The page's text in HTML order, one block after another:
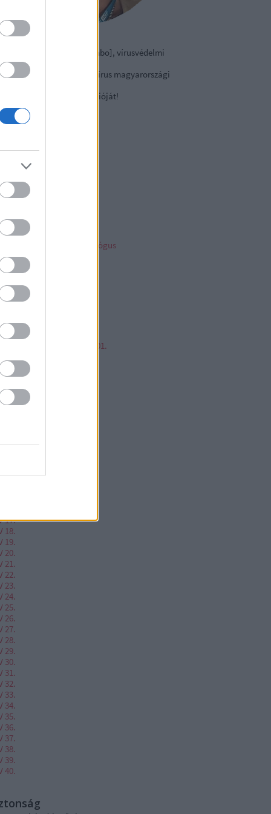
Darab István [Rambo], vírusvédelmi
Kft., a NOD32 antivírus magyarországi
próbaverzióját!
archiv
archívum
linkz
Éva gyermekpszichológus
vagyonvédelem
a tech
Balázs
Zsolt @Mp3Pintyo
cikkz
Varázslatos Világa 01.
03.
04.
05.
06.
10.
13.
17.
18.
19.
20.
21.
22.
23.
24.
25.
26.
27.
28.
29.
30.
31.
32.
33.
34.
35.
36.
37.
38.
39.
40.